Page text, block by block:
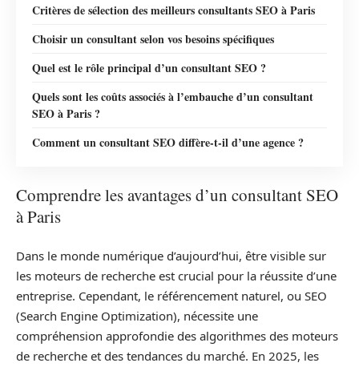
Critères de sélection des meilleurs consultants SEO à Paris
Choisir un consultant selon vos besoins spécifiques
Quel est le rôle principal d’un consultant SEO ?
Quels sont les coûts associés à l’embauche d’un consultant
SEO à Paris ?
Comment un consultant SEO diffère-t-il d’une agence ?
Comprendre les avantages d’un consultant SEO
à Paris
Dans le monde numérique d’aujourd’hui, être visible sur
les moteurs de recherche est crucial pour la réussite d’une
entreprise. Cependant, le référencement naturel, ou SEO
(Search Engine Optimization), nécessite une
compréhension approfondie des algorithmes des moteurs
de recherche et des tendances du marché. En 2025, les